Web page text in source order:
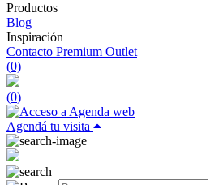
Productos
Blog
Inspiración
Contacto Premium Outlet
(0)
(0)
Agendá tu visita